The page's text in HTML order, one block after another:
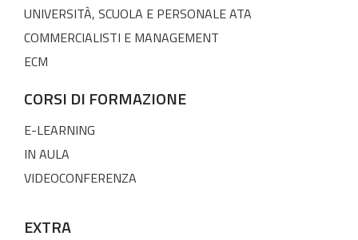
UNIVERSITÀ, SCUOLA E PERSONALE ATA
COMMERCIALISTI E MANAGEMENT
ECM
CORSI DI FORMAZIONE
E-LEARNING
IN AULA
VIDEOCONFERENZA
EXTRA